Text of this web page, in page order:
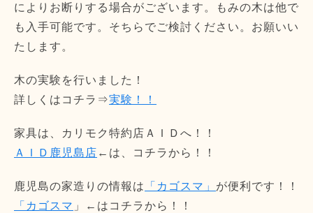
によりお断りする場合がございます。もみの木は他で
も入手可能です。そちらでご検討ください。お願いい
たします。
木の実験を行いました！
詳しくはコチラ⇒実験！！
家具は、カリモク特約店ＡＩＤへ！！
ＡＩＤ鹿児島店 ←は、コチラから！！
鹿児島の家造りの情報は 「カゴスマ」 が便利です！！
「カゴスマ 」←はコチラから！！